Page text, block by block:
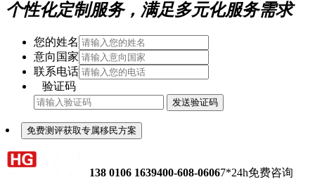
个性化定制服务，满足多元化服务需求
您的姓名
意向国家
联系电话
验证码
发送验证码
免费测评获取专属移民方案
138 0106 1639400-608-06067*24h免费咨询